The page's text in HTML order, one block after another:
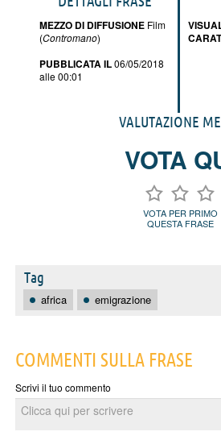
MEZZO DI DIFFUSIONE Film
(Contromano)
PUBBLICATA IL06/05/2018
alle 00:01
VALUTAZIONE
VOTA
VOTA PER PRIMO
QUESTA FRASE
Tag
africa emigrazione
COMMENTI SULLA FRASE
Scrivi il tuo commento